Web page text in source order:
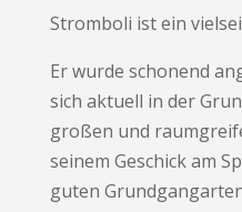
Stromboli ist ein
Er wurde schonend
sich aktuell in der
großen und
seinem Geschick am
guten